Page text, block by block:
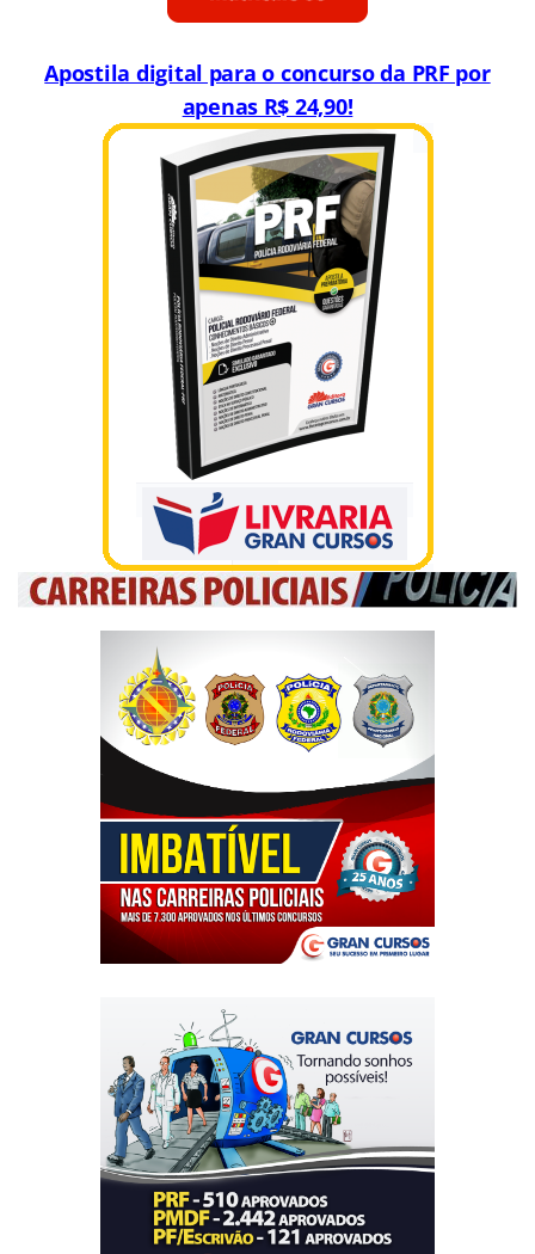
Apostila digital para o concurso da PRF por
apenas R$ 24,90!